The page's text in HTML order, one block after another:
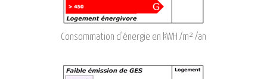
Consommation d'énergie en kWH /m² /an